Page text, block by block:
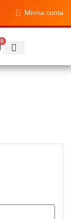
Minha conta
0